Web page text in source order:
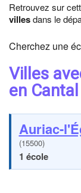
Retrouvez sur
villesdans le
Cherchez une
Villes
en Cantal
Auriac-
(15500)
1 école